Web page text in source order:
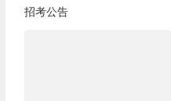
招考公告